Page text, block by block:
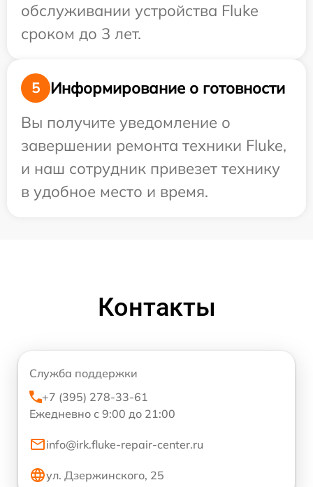
обслуживании устройства Fluke
сроком до 3 лет.
5
Информирование о готовности
Вы получите уведомление о
завершении ремонта техники Fluke,
и наш сотрудник привезет технику
в удобное место и время.
Контакты
Служба поддержки
+7 (395) 278-33-61
Ежедневно с 9:00 до 21:00
info@irk.fluke-repair-center.ru
ул. Дзержинского, 25